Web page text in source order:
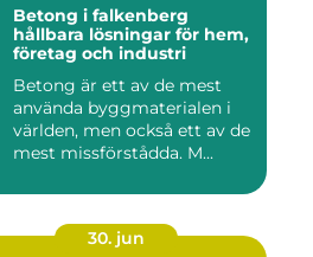
Betong i falkenberg
hållbara lösningar för hem,
företag och industri
Betong är ett av de mest
använda byggmaterialen i
världen, men också ett av de
mest missförstådda. M...
30. jun